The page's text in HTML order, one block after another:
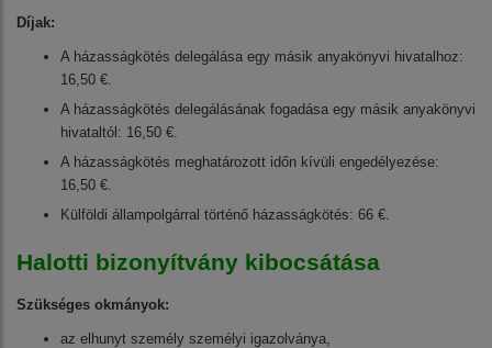
Díjak:
A házasságkötés delegálása egy másik anyakönyvi hivatalhoz:
16,50 €.
A házasságkötés delegálásának fogadása egy másik anyakönyvi
hivataltól: 16,50 €.
A házasságkötés meghatározott időn kívüli engedélyezése:
16,50 €.
Külföldi állampolgárral történő házasságkötés: 66 €.
Halotti bizonyítvány kibocsátása
Szükséges okmányok:
az elhunyt személy személyi igazolványa,